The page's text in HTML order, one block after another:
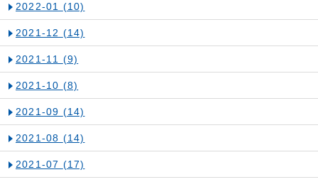
2022-01 (10)
2021-12 (14)
2021-11 (9)
2021-10 (8)
2021-09 (14)
2021-08 (14)
2021-07 (17)